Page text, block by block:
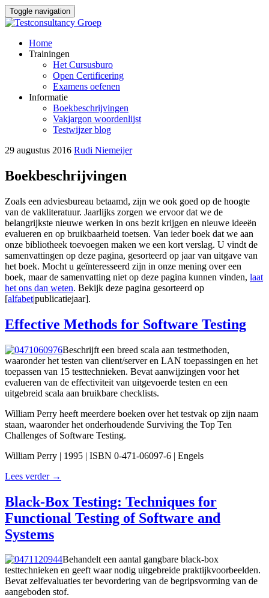
Toggle navigation
Skip
Home
Trainingen
Het Cursusburo
Open Certificering
Examens oefenen
Informatie
Boekbeschrijvingen
Vakjargon woordenlijst
Testwijzer blog
29 augustus 2016 Rudi Niemeijer
Boekbeschrijvingen
Zoals een adviesbureau betaamd, zijn we ook goed op de hoogte
van de vakliteratuur. Jaarlijks zorgen we ervoor dat we de
belangrijkste nieuwe werken in ons bezit krijgen en nieuwe ideeën
evalueren en op bruikbaarheid toetsen. Van ieder boek dat we aan
onze bibliotheek toevoegen maken we een kort verslag. U vindt de
samenvattingen op deze pagina, gesorteerd op jaar van uitgave van
het boek. Mocht u geïnteresseerd zijn in onze mening over een
boek, maar de samenvatting niet op deze pagina kunnen vinden, laat
het ons dan weten. Bekijk deze pagina gesorteerd op
[alfabet|publicatiejaar].
Effective Methods for Software Testing
Beschrijft een breed scala aan testmethoden,
waaronder het testen van client/server en LAN toepassingen en het
toepassen van 15 testtechnieken. Bevat aanwijzingen voor het
evalueren van de effectiviteit van uitgevoerde testen en een
uitgebreid scala aan bruikbare checklists.
William Perry heeft meerdere boeken over het testvak op zijn naam
staan, waaronder het onderhoudende Surviving the Top Ten
Challenges of Software Testing.
William Perry | 1995 | ISBN 0-471-06097-6 | Engels
Lees verder →
Black-Box Testing: Techniques for
Functional Testing of Software and
Systems
Behandelt een aantal gangbare black-box
testtechnieken en geeft waar nodig uitgebreide praktijkvoorbeelden.
Bevat zelfevaluaties ter bevordering van de begripsvorming van de
aangeboden stof.